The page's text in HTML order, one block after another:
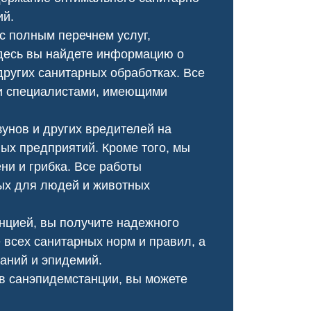
химическую обработку участка,
ликвидировав сорняки и
обезопасив нашу территорию.
обработку, и теперь
полным перечнем услуг,
вы найдете информацию о
санитарных обработках. Все
специалистами, имеющими
и других вредителей на
предприятий. Кроме того, мы
и грибка. Все работы
для людей и животных
вы получите надежного
санитарных норм и правил, а
и эпидемий.
санэпидемстанции, вы можете